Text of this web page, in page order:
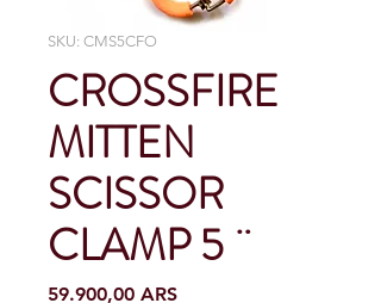
SKU: CMS5CFO
CROSSFIRE
MITTEN
SCISSOR
CLAMP 5 ¨
59.900,00 ARSPrecio